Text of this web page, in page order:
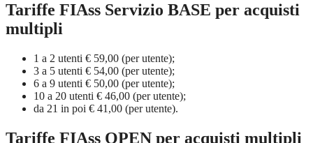
Tariffe FIAss Servizio BASE per acquisti
multipli
1 a 2 utenti € 59,00 (per utente);
3 a 5 utenti € 54,00 (per utente);
6 a 9 utenti € 50,00 (per utente);
10 a 20 utenti € 46,00 (per utente);
da 21 in poi € 41,00 (per utente).
Tariffe FIAss OPEN per acquisti multipli